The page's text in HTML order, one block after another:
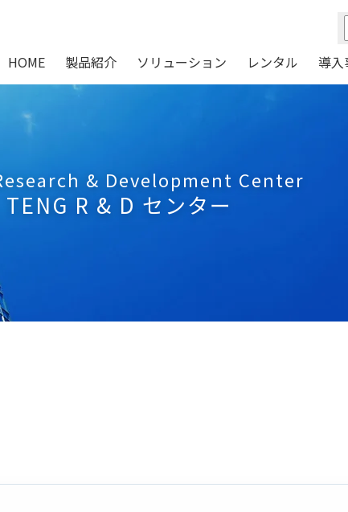
HOME 製品紹介 ソリューション レンタル 導入
& Development Center
TENG R & D センター